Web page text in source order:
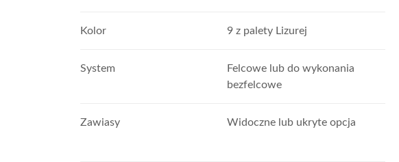
Kolor 9 z palety Lizurej
System
Felcowe lub do wykonania
bezfelcowe
Zawiasy Widoczne lub ukryte opcja